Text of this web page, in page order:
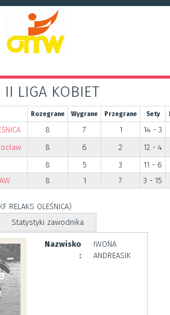
II LIGA KOBIET
Rozegrane Wygrane Przegrane Sety
8 7 1
14 - 3
8 6 2
12 - 4
8 5 3
11 - 6
8 1 7 3 - 15
RELAKS OLEŚNICA)
Statystyki zawodnika
Nazwisko
:
IWONA
ANDREASIK